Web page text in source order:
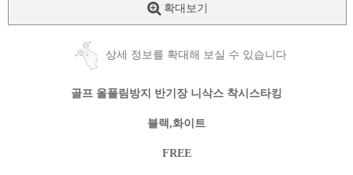
확대보기
상세 정보를 확대해 보실 수 있습니다
골프 올풀림방지 반기장 니삭스 착시스타킹
블랙,화이트
FREE